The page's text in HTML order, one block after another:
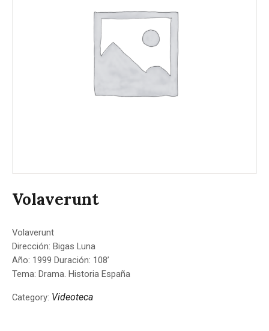
Volaverunt
Volaverunt
Dirección: Bigas Luna
Año: 1999 Duración: 108’
Tema: Drama. Historia España
Category: Videoteca